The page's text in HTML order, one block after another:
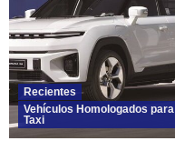
Recientes
Vehículos Homologados para
Taxi